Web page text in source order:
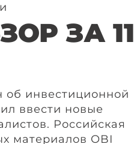
ЗА 11
об инвестиционной
ввести новые
Российская
материалов OBI